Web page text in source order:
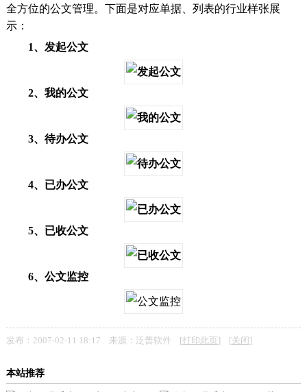
全方位的公文管理。下面是对应单据、列表的行业样张展
示：
1、发起公文
2、我的公文
3、待办公文
4、已办公文
5、已收公文
6、公文监控
发布：2007-02-11 18:17 来源：泛普软件 [打印此页] [关闭 ]
本站推荐